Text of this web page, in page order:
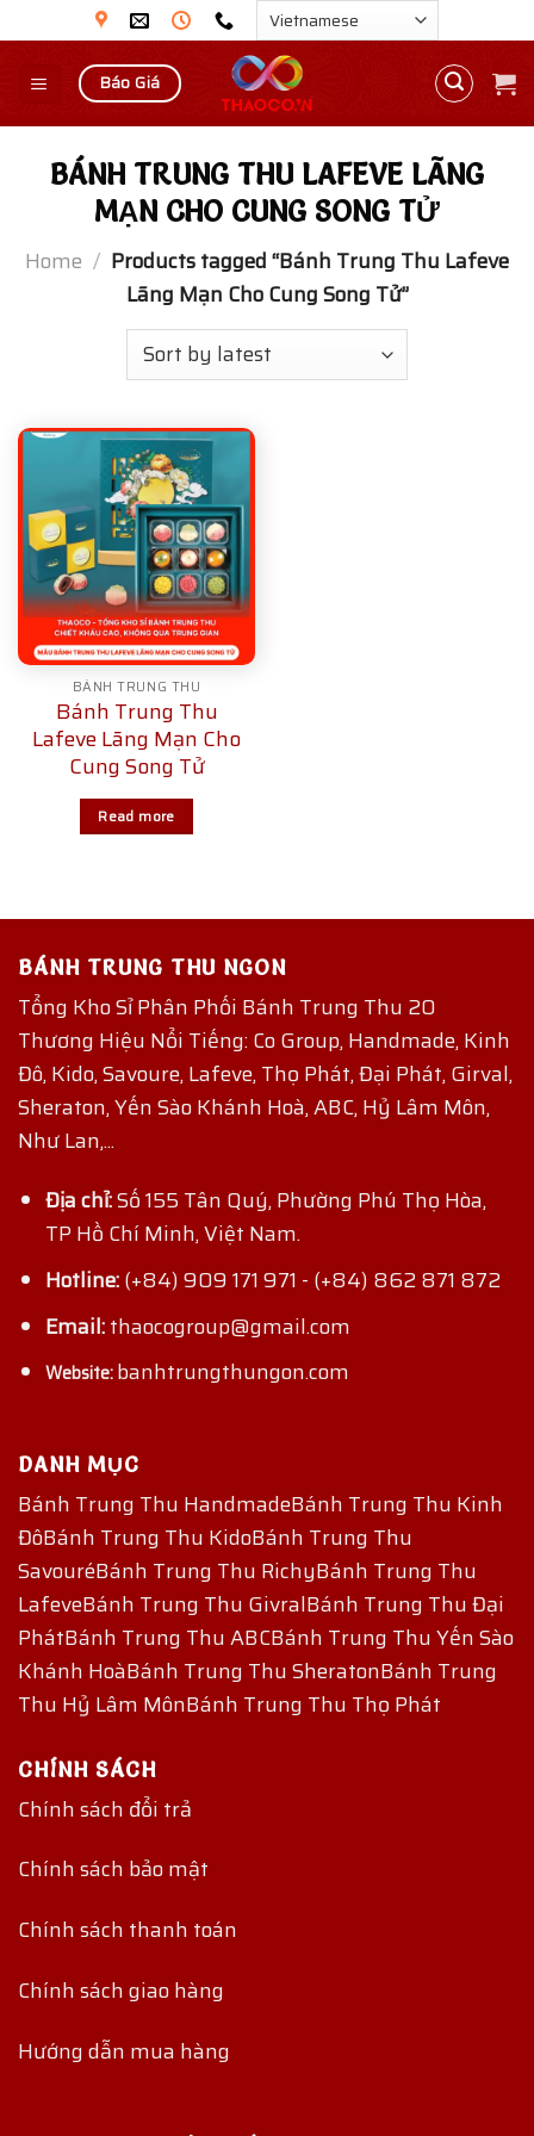
to
content
Báo Giá
BÁNH TRUNG THU LAFEVE LÃNG
MẠN CHO CUNG SONG TỬ
Home / Products tagged “Bánh Trung Thu Lafeve
Lãng Mạn Cho Cung Song Tử”
BÁNH TRUNG THU
Bánh Trung Thu
Lafeve Lãng Mạn Cho
Cung Song Tử
Read more
BÁNH TRUNG THU NGON
Tổng Kho Sỉ Phân Phối Bánh Trung Thu 20
Thương Hiệu Nổi Tiếng: Co Group, Handmade, Kinh
Đô, Kido, Savoure, Lafeve, Thọ Phát, Đại Phát, Girval,
Sheraton, Yến Sào Khánh Hoà, ABC, Hỷ Lâm Môn,
Như Lan,...
Địa chỉ:Số 155 Tân Quý, Phường Phú Thọ Hòa,
TP Hồ Chí Minh, Việt Nam.
Hotline:(+84) 909 171 971 - (+84) 862 871 872
Email:thaocogroup@gmail.com
Website:banhtrungthungon.com
DANH MỤC
Bánh Trung Thu HandmadeBánh Trung Thu Kinh
ĐôBánh Trung Thu KidoBánh Trung Thu
SavouréBánh Trung Thu RichyBánh Trung Thu
LafeveBánh Trung Thu GivralBánh Trung Thu Đại
PhátBánh Trung Thu ABCBánh Trung Thu Yến Sào
Khánh HoàBánh Trung Thu SheratonBánh Trung
Thu Hỷ Lâm MônBánh Trung Thu Thọ Phát
CHÍNH SÁCH
Chính sách đổi trả
Chính sách bảo mật
Chính sách thanh toán
Chính sách giao hàng
Hướng dẫn mua hàng